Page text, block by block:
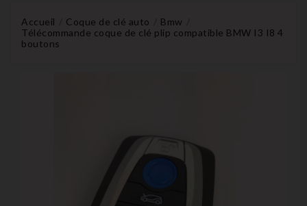
Accueil Coque de clé auto
Bmw
Télécommande coque de clé plip compatible BMW I3 I8 4
boutons